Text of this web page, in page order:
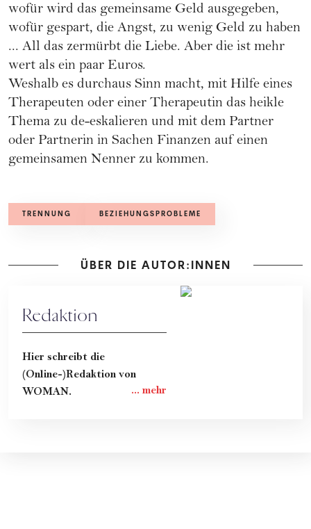
wofür wird das gemeinsame Geld ausgegeben,
wofür gespart, die Angst, zu wenig Geld zu haben
... All das zermürbt die Liebe. Aber die ist mehr
wert als ein paar Euros.
Weshalb es durchaus Sinn macht, mit Hilfe eines
Therapeuten oder einer Therapeutin das heikle
Thema zu de-eskalieren und mit dem Partner
oder Partnerin in Sachen Finanzen auf einen
gemeinsamen Nenner zu kommen.
TRENNUNG BEZIEHUNGSPROBLEME
ÜBER DIE AUTOR:INNEN
Redaktion
Hier schreibt die
(Online-)Redaktion von
WOMAN.